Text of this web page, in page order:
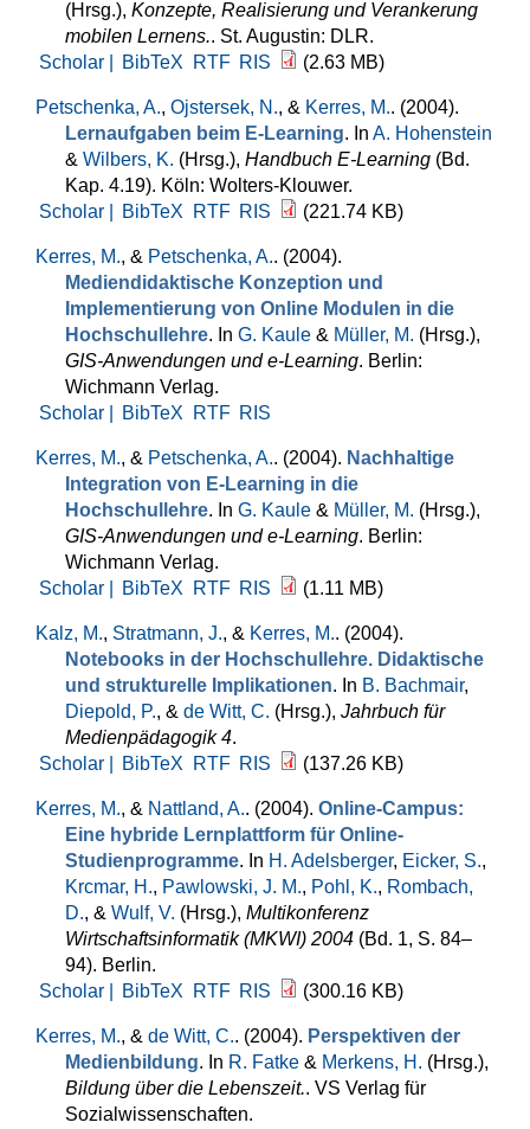
(Hrsg.), Konzepte, Realisierung und Verankerung
mobilen Lernens.. St. Augustin: DLR.
Scholar |
BibTeX RTF RIS (2.63 MB)
Petschenka, A., Ojstersek, N., & Kerres, M.. (2004).
Lernaufgaben beim E-Learning. In A. Hohenstein
& Wilbers, K. (Hrsg.), Handbuch E-Learning (Bd.
Kap. 4.19). Köln: Wolters-Klouwer.
Scholar |
BibTeX RTF RIS (221.74 KB)
Kerres, M., & Petschenka, A.. (2004).
Mediendidaktische Konzeption und
Implementierung von Online Modulen in die
Hochschullehre. In G. Kaule & Müller, M. (Hrsg.),
GIS-Anwendungen und e-Learning. Berlin:
Wichmann Verlag.
Scholar |
BibTeX RTF RIS
Kerres, M., & Petschenka, A.. (2004). Nachhaltige
Integration von E-Learning in die
Hochschullehre. In G. Kaule & Müller, M. (Hrsg.),
GIS-Anwendungen und e-Learning. Berlin:
Wichmann Verlag.
Scholar |
BibTeX RTF RIS (1.11 MB)
Kalz, M., Stratmann, J., & Kerres, M.. (2004).
Notebooks in der Hochschullehre. Didaktische
und strukturelle Implikationen. In B. Bachmair,
Diepold, P., & de Witt, C. (Hrsg.), Jahrbuch für
Medienpädagogik 4.
Scholar |
BibTeX RTF RIS (137.26 KB)
Kerres, M., & Nattland, A.. (2004). Online-Campus:
Eine hybride Lernplattform für Online-
Studienprogramme. In H. Adelsberger, Eicker, S.,
Krcmar, H., Pawlowski, J. M., Pohl, K., Rombach,
D., & Wulf, V. (Hrsg.), Multikonferenz
Wirtschaftsinformatik (MKWI) 2004 (Bd. 1, S. 84–
94). Berlin.
Scholar |
BibTeX RTF RIS (300.16 KB)
Kerres, M., & de Witt, C.. (2004). Perspektiven der
Medienbildung. In R. Fatke & Merkens, H. (Hrsg.),
Bildung über die Lebenszeit.. VS Verlag für
Sozialwissenschaften.